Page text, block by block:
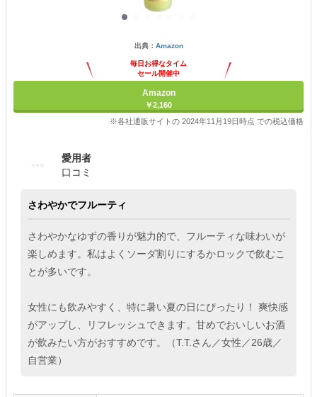
出典： Amazon
毎日お得なタイム
セール開催中
Amazon
￥2,160
※各社通販サイトの 2024年11月19日時点 での税込価格
愛用者
口コミ
さわやかでフルーティ
さわやかなゆずの香りが魅力的で、フルーティな味わいが
楽しめます。私はよくソーダ割りにするかロックで飲むこ
とが多いです。
女性にも飲みやすく、特に暑い夏の日にぴったり！ 爽快感
がアップし、リフレッシュできます。甘めでおいしいお酒
が飲みたい方がおすすめです。（T.T.さん／女性／26歳／
自営業）